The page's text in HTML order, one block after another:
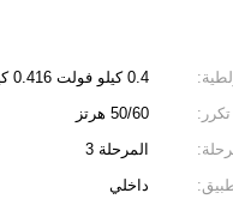
0.4 كيلو فولت 0.416 كيلو فولت 6.6 كيلو فولت
تكرر:
50/60 هرتز
المرحلة 3
داخلي